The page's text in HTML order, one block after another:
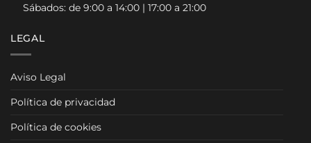
Sábados: de 9:00 a 14:00 | 17:00 a 21:00
LEGAL
Aviso Legal
Política de privacidad
Política de cookies